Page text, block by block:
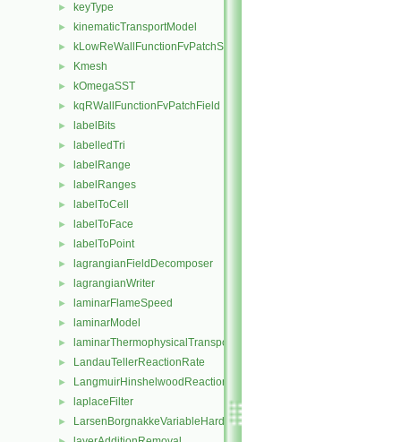
► keyType
► kinematicTransportModel
► kLowReWallFunctionFvPatchScalarField
► Kmesh
► kOmegaSST
► kqRWallFunctionFvPatchField
► labelBits
► labelledTri
► labelRange
► labelRanges
► labelToCell
► labelToFace
► labelToPoint
► lagrangianFieldDecomposer
► lagrangianWriter
► laminarFlameSpeed
► laminarModel
► laminarThermophysicalTransportModel
► LandauTellerReactionRate
► LangmuirHinshelwoodReactionRate
► laplaceFilter
► LarsenBorgnakkeVariableHardSphere